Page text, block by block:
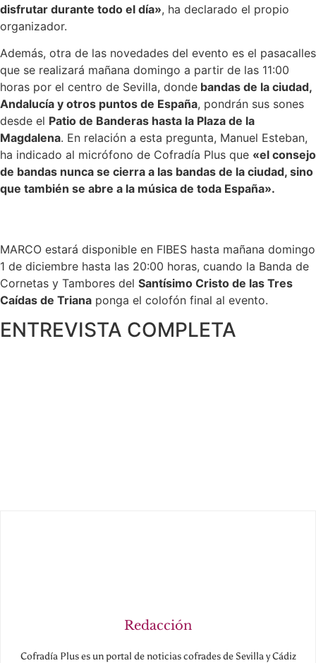
disfrutar durante todo el día», ha declarado el propio
organizador.
Además, otra de las novedades del evento es el pasacalles
que se realizará mañana domingo a partir de las 11:00
horas por el centro de Sevilla, donde bandas de la ciudad,
Andalucía y otros puntos de España, pondrán sus sones
desde el Patio de Banderas hasta la Plaza de la
Magdalena. En relación a esta pregunta, Manuel Esteban,
ha indicado al micrófono de Cofradía Plus que «el consejo
de bandas nunca se cierra a las bandas de la ciudad, sino
que también se abre a la música de toda España».
MARCO estará disponible en FIBES hasta mañana domingo
1 de diciembre hasta las 20:00 horas, cuando la Banda de
Cornetas y Tambores del Santísimo Cristo de las Tres
Caídas de Triana ponga el colofón final al evento.
ENTREVISTA COMPLETA
Redacción
Cofradía Plus es un portal de noticias cofrades de Sevilla y Cádiz